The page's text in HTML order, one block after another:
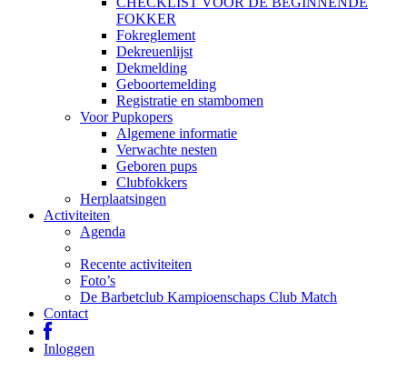
FOKKER
Fokreglement
Dekreuenlijst
Dekmelding
Geboortemelding
Registratie en stambomen
Voor Pupkopers
Algemene informatie
Verwachte nesten
Geboren pups
Clubfokkers
Herplaatsingen
Activiteiten
Agenda
Recente activiteiten
Foto’s
De Barbetclub Kampioenschaps Club Match
Contact
Inloggen